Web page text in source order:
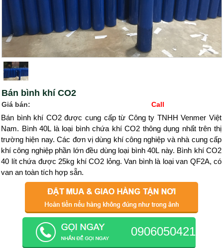
Bán bình khí CO2
Giá bán: Call
Bán bình khí CO2 được cung cấp từ Công ty TNHH Venmer Việt
Nam. Bình 40L là loại bình chứa khí CO2 thông dụng nhất trên thị
trường hiện nay. Các đơn vị dùng khí công nghiệp và nhà cung cấp
khí công nghiệp phần lớn đều dùng loại bình 40L này. Bình khí CO2
40 lít chứa được 25kg khí CO2 lỏng. Van bình là loại van QF2A, có
van an toàn tích hợp sẵn.
0906050421